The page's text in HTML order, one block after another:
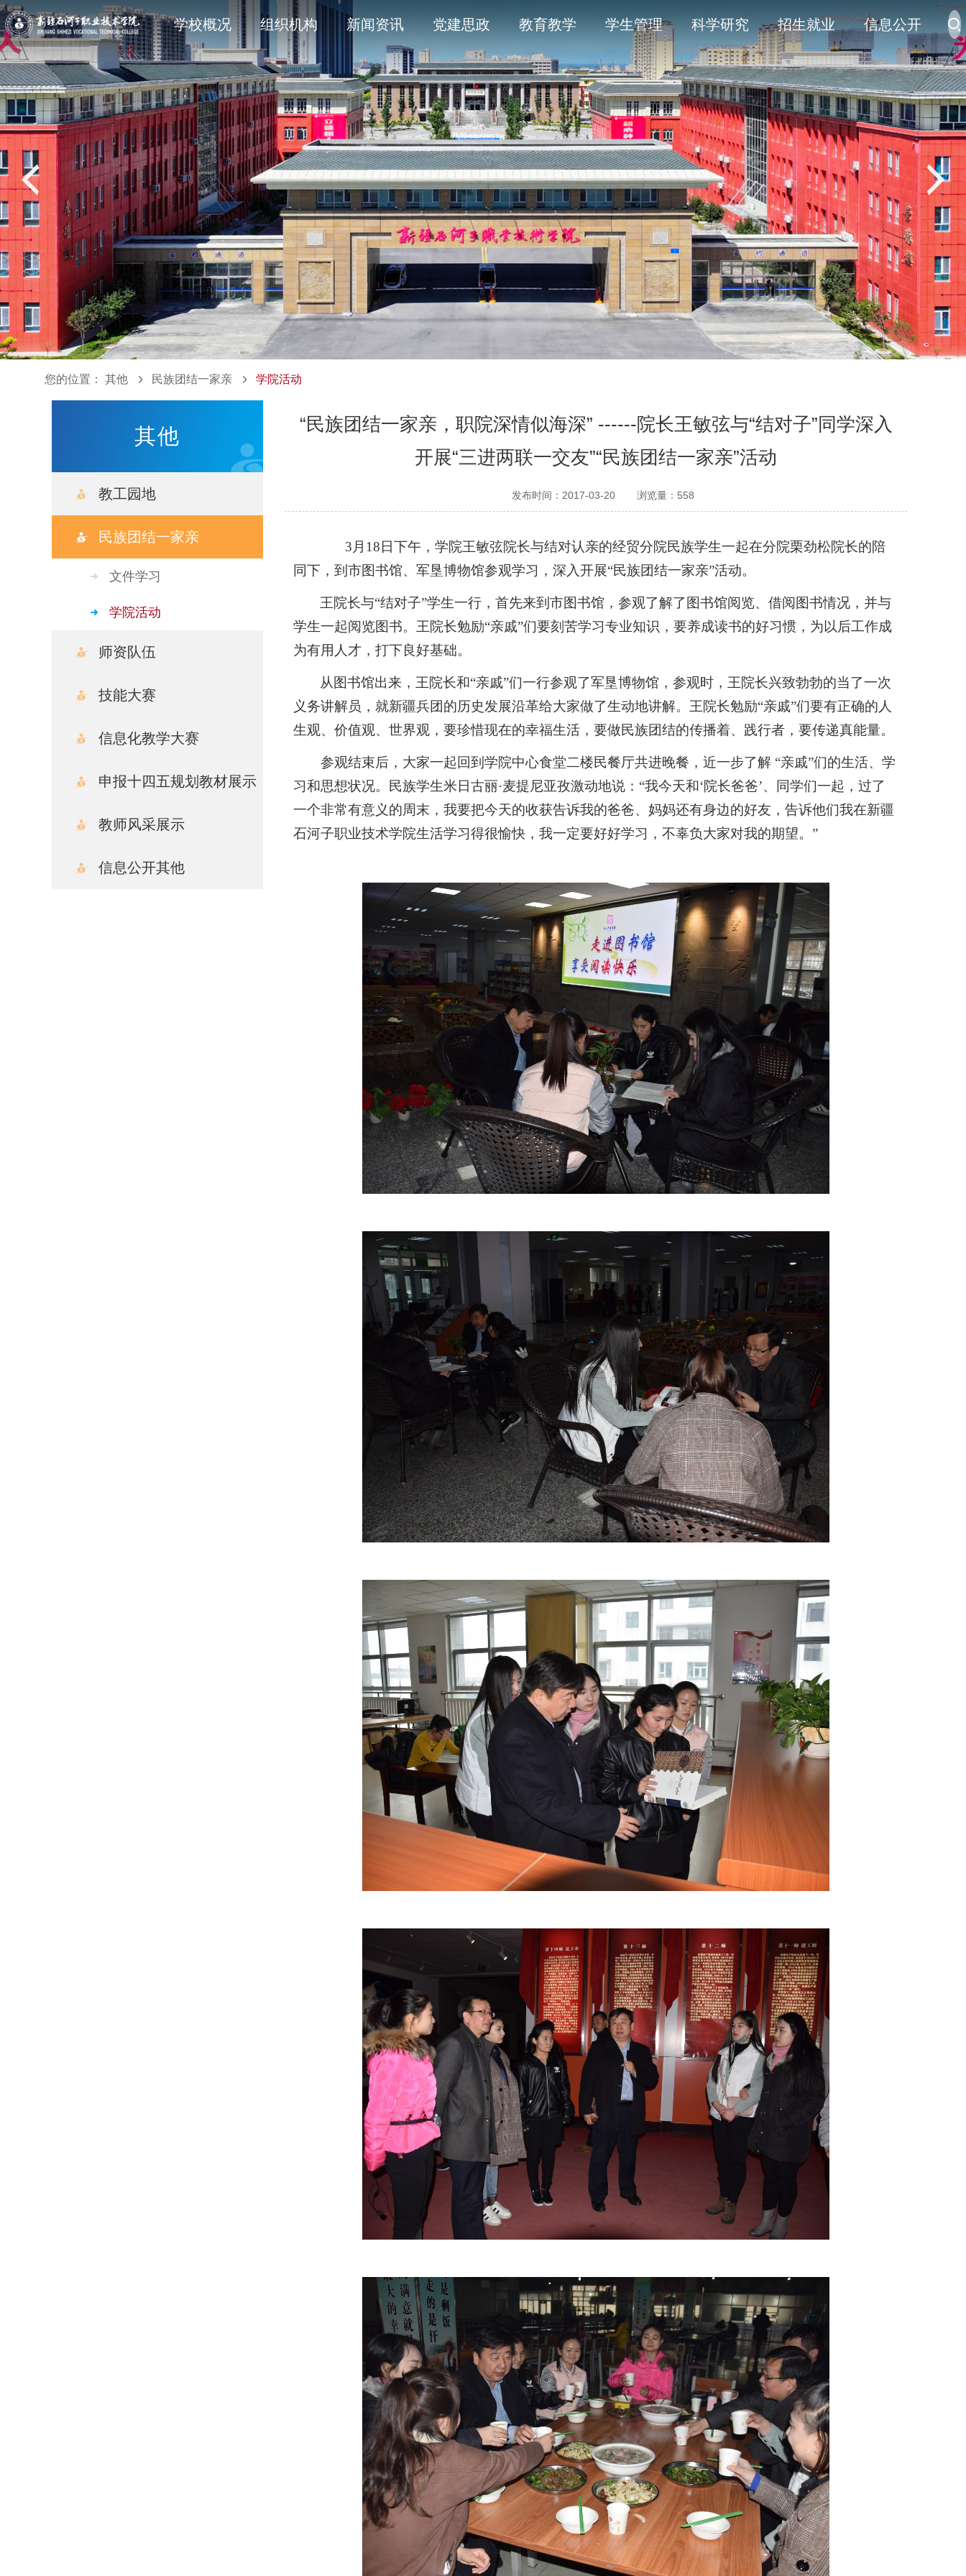
学校概况
学院简介 现任领导
校风校训
组织机构 新闻资讯
石职动态 院部风采
媒体关注 石职印象 平安校园
党建思政
党建专题 思政育人 教育教学
教学动态 双创教育 产教融合
语言文字建设
学生管理
学工处 共青团工作 科学研究
科研动态 创新服务平台
科协技术学会
招生就业
招生专题 就业专题 信息公开
信息公开法规与制度 主动公开清单目录
信息公开其它
您的位置：其他 民族团结一家亲 学院活动
其他
教工园地
民族团结一家亲
文件学习
学院活动
师资队伍
技能大赛
信息化教学大赛
申报十四五规划教材展示
教师风采展示
信息公开其他
“民族团结一家亲，职院深情似海深” ------院长王敏弦与“结对子”同学深入
开展“三进两联一交友”“民族团结一家亲”活动
发布时间：2017-03-20 浏览量： 558
3 月 18 日下午，学院王敏弦院长与结对认亲的经贸分院民族学生一起在分院栗劲松院长的陪
同下，到市图书馆、军垦博物馆参观学习，深入开展“民族团结一家亲”活动。
王院长与“结对子”学生一行，首先来到市图书馆，参观了解了图书馆阅览、借阅图书情况，并与
学生一起阅览图书。王院长勉励“亲戚”们要刻苦学习专业知识，要养成读书的好习惯，为以后工作成
为有用人才，打下良好基础。
从图书馆出来，王院长和“亲戚”们一行参观了军垦博物馆，参观时，王院长兴致勃勃的当了一次
义务讲解员，就新疆兵团的历史发展沿革给大家做了生动地讲解。王院长勉励“亲戚”们要有正确的人
生观、价值观、世界观，要珍惜现在的幸福生活，要做民族团结的传播着、践行者，要传递真能量。
参观结束后，大家一起回到学院中心食堂二楼民餐厅共进晚餐，近一步了解 “亲戚”们的生活、学
习和思想状况。民族学生米日古丽·麦提尼亚孜激动地说：“我今天和‘院长爸爸’、同学们一起，过了
一个非常有意义的周末，我要把今天的收获告诉我的爸爸、妈妈还有身边的好友，告诉他们我在新疆
石河子职业技术学院生活学习得很愉快，我一定要好好学习，不辜负大家对我的期望。”